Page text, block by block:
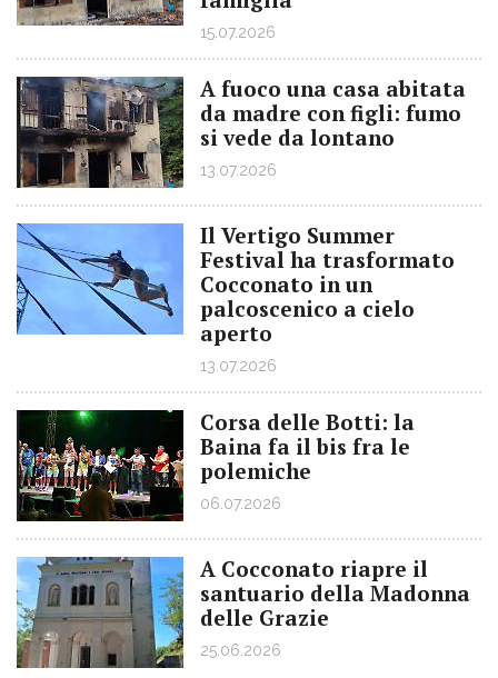
15.07.2026
A fuoco una casa abitata
da madre con figli: fumo
si vede da lontano
13.07.2026
Il Vertigo Summer
Festival ha trasformato
Cocconato in un
palcoscenico a cielo
aperto
13.07.2026
Corsa delle Botti: la
Baina fa il bis fra le
polemiche
06.07.2026
A Cocconato riapre il
santuario della Madonna
delle Grazie
25.06.2026